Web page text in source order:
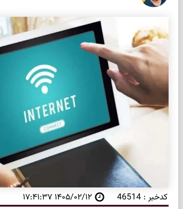
کدخبر : 46514 ۱۴۰۵/۰۲/۱۲ ۱۷:۴۱:۳۷